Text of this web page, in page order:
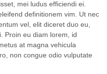
mei ludus efficiendi ei.
definitionem vim. Ut nec
vel, elit diceret duo eu,
Proin eu diam lorem, id
at magna vehicula
non congue odio vulputate